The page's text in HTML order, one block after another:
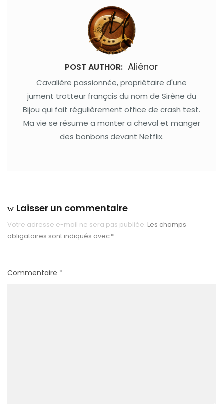
POST AUTHOR: Aliénor
Cavalière passionnée, propriétaire d'une
jument trotteur français du nom de Sirène du
Bijou qui fait régulièrement office de crash test.
Ma vie se résume a monter a cheval et manger
des bonbons devant Netflix.
Laisser un commentaire
Votre adresse e-mail ne sera pas publiée. Les champs
obligatoires sont indiqués avec *
Commentaire *